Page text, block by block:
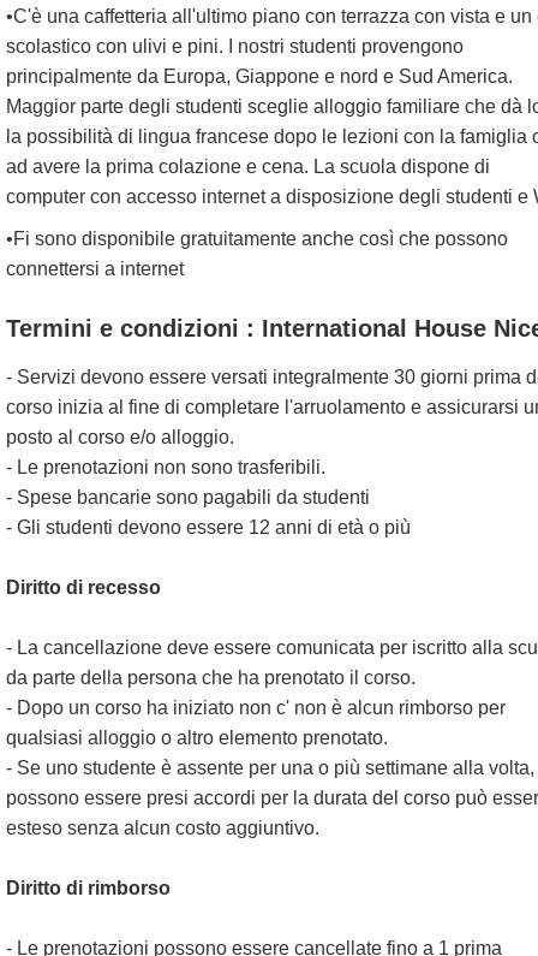
•C'è una caffetteria all'ultimo piano con terrazza con vista e un
scolastico con ulivi e pini. I nostri studenti provengono
principalmente da Europa, Giappone e nord e Sud America.
Maggior parte degli studenti sceglie alloggio familiare che dà
la possibilità di lingua francese dopo le lezioni con la famiglia
ad avere la prima colazione e cena. La scuola dispone di
computer con accesso internet a disposizione degli studenti e
•Fi sono disponibile gratuitamente anche così che possono
connettersi a internet
Termini e condizioni : International House
- Servizi devono essere versati integralmente 30 giorni prima
corso inizia al fine di completare l'arruolamento e assicurarsi
posto al corso e/o alloggio.
- Le prenotazioni non sono trasferibili.
- Spese bancarie sono pagabili da studenti
- Gli studenti devono essere 12 anni di età o più
Diritto di recesso
- La cancellazione deve essere comunicata per iscritto alla
da parte della persona che ha prenotato il corso.
- Dopo un corso ha iniziato non c' non è alcun rimborso per
qualsiasi alloggio o altro elemento prenotato.
- Se uno studente è assente per una o più settimane alla volta,
possono essere presi accordi per la durata del corso può
esteso senza alcun costo aggiuntivo.
Diritto di rimborso
- Le prenotazioni possono essere cancellate fino a 1 prima